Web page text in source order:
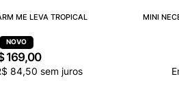
ME LEVA TROPICAL
169,00
84,50 sem juros
MINI